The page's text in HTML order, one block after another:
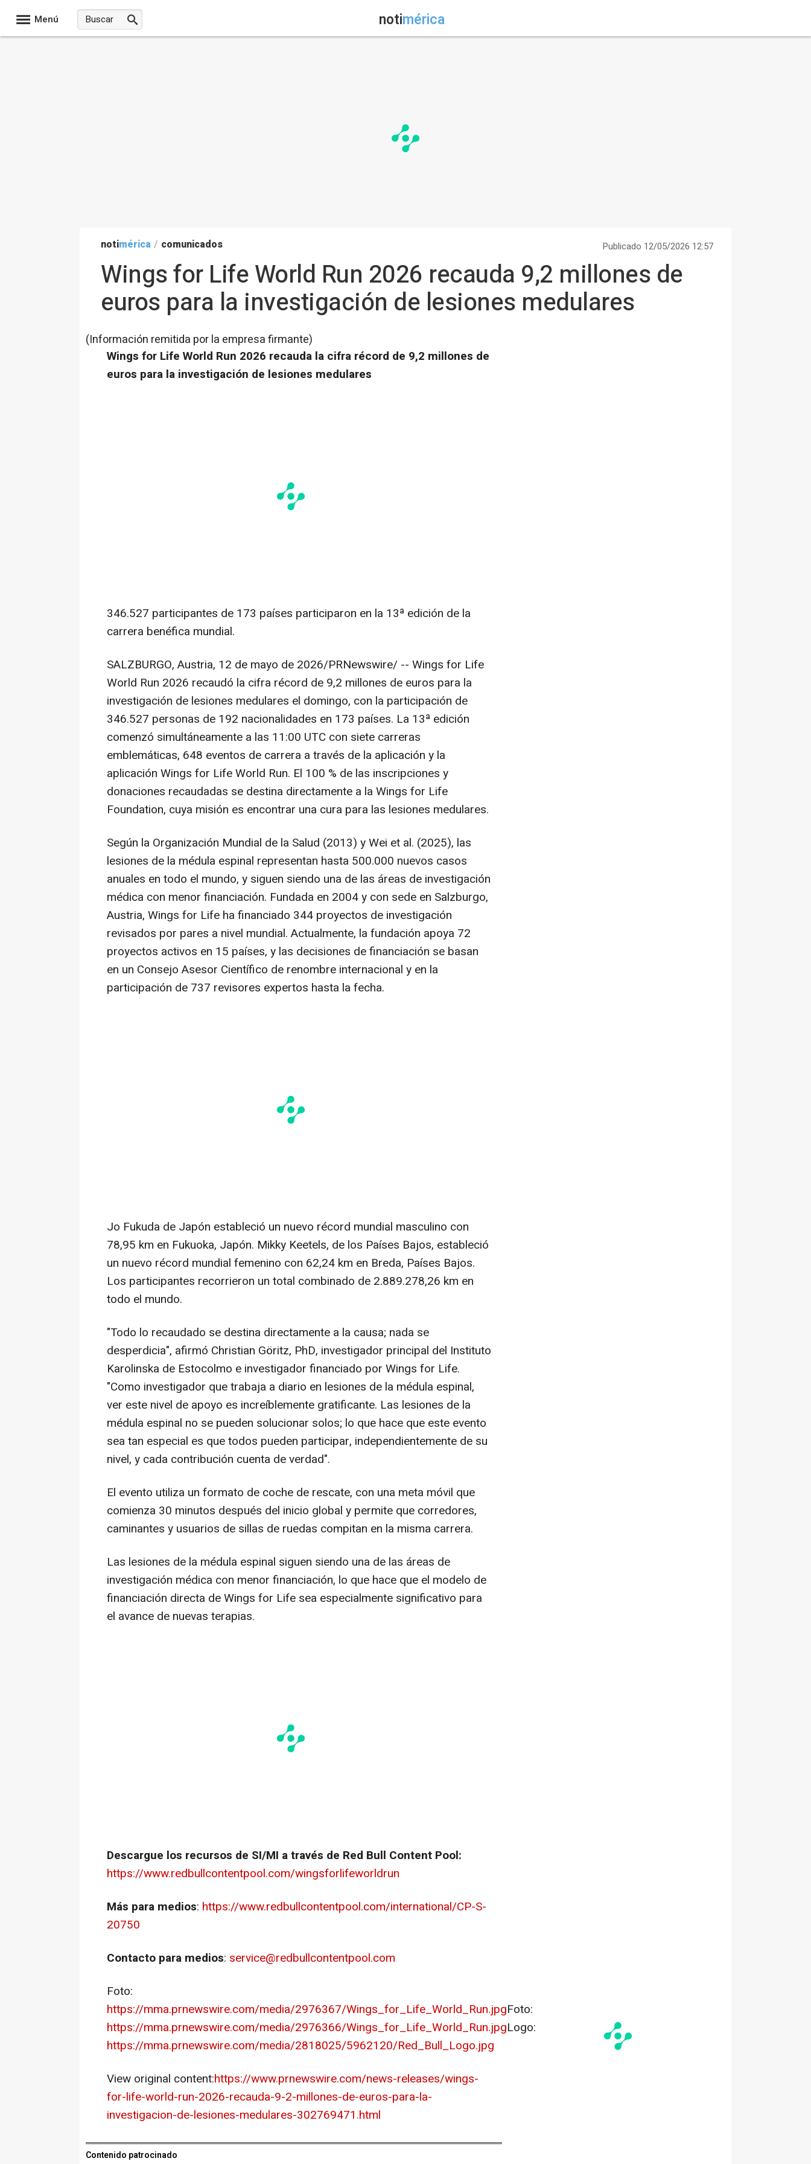
Menú notimérica
notimérica / comunicados Publicado 12/05/2026 12:57
Wings for Life World Run 2026 recauda 9,2 millones de
euros para la investigación de lesiones medulares
(Información remitida por la empresa firmante)
Wings for Life World Run 2026 recauda la cifra récord de 9,2 millones de
euros para la investigación de lesiones medulares
346.527 participantes de 173 países participaron en la 13ª edición de la
carrera benéfica mundial.
SALZBURGO, Austria, 12 de mayo de 2026/PRNewswire/ -- Wings for Life
World Run 2026 recaudó la cifra récord de 9,2 millones de euros para la
investigación de lesiones medulares el domingo, con la participación de
346.527 personas de 192 nacionalidades en 173 países. La 13ª edición
comenzó simultáneamente a las 11:00 UTC con siete carreras
emblemáticas, 648 eventos de carrera a través de la aplicación y la
aplicación Wings for Life World Run. El 100 % de las inscripciones y
donaciones recaudadas se destina directamente a la Wings for Life
Foundation, cuya misión es encontrar una cura para las lesiones medulares.
Según la Organización Mundial de la Salud (2013) y Wei et al. (2025), las
lesiones de la médula espinal representan hasta 500.000 nuevos casos
anuales en todo el mundo, y siguen siendo una de las áreas de investigación
médica con menor financiación. Fundada en 2004 y con sede en Salzburgo,
Austria, Wings for Life ha financiado 344 proyectos de investigación
revisados por pares a nivel mundial. Actualmente, la fundación apoya 72
proyectos activos en 15 países, y las decisiones de financiación se basan
en un Consejo Asesor Científico de renombre internacional y en la
participación de 737 revisores expertos hasta la fecha.
Jo Fukuda de Japón estableció un nuevo récord mundial masculino con
78,95 km en Fukuoka, Japón. Mikky Keetels, de los Países Bajos, estableció
un nuevo récord mundial femenino con 62,24 km en Breda, Países Bajos.
Los participantes recorrieron un total combinado de 2.889.278,26 km en
todo el mundo.
"Todo lo recaudado se destina directamente a la causa; nada se
desperdicia", afirmó Christian Göritz, PhD, investigador principal del Instituto
Karolinska de Estocolmo e investigador financiado por Wings for Life.
"Como investigador que trabaja a diario en lesiones de la médula espinal,
ver este nivel de apoyo es increíblemente gratificante. Las lesiones de la
médula espinal no se pueden solucionar solos; lo que hace que este evento
sea tan especial es que todos pueden participar, independientemente de su
nivel, y cada contribución cuenta de verdad".
El evento utiliza un formato de coche de rescate, con una meta móvil que
comienza 30 minutos después del inicio global y permite que corredores,
caminantes y usuarios de sillas de ruedas compitan en la misma carrera.
Las lesiones de la médula espinal siguen siendo una de las áreas de
investigación médica con menor financiación, lo que hace que el modelo de
financiación directa de Wings for Life sea especialmente significativo para
el avance de nuevas terapias.
Descargue los recursos de SI/MI a través de Red Bull Content Pool:
https://www.redbullcontentpool.com/wingsforlifeworldrun
Más para medios: https://www.redbullcontentpool.com/international/CP-S-
20750
Contacto para medios: service@redbullcontentpool.com
Foto:
https://mma.prnewswire.com/media/2976367/Wings_for_Life_World_Run.jpgFoto:
https://mma.prnewswire.com/media/2976366/Wings_for_Life_World_Run.jpgLogo:
https://mma.prnewswire.com/media/2818025/5962120/Red_Bull_Logo.jpg
View original content:https://www.prnewswire.com/news-releases/wings-
for-life-world-run-2026-recauda-9-2-millones-de-euros-para-la-
investigacion-de-lesiones-medulares-302769471.html
Contenido patrocinado